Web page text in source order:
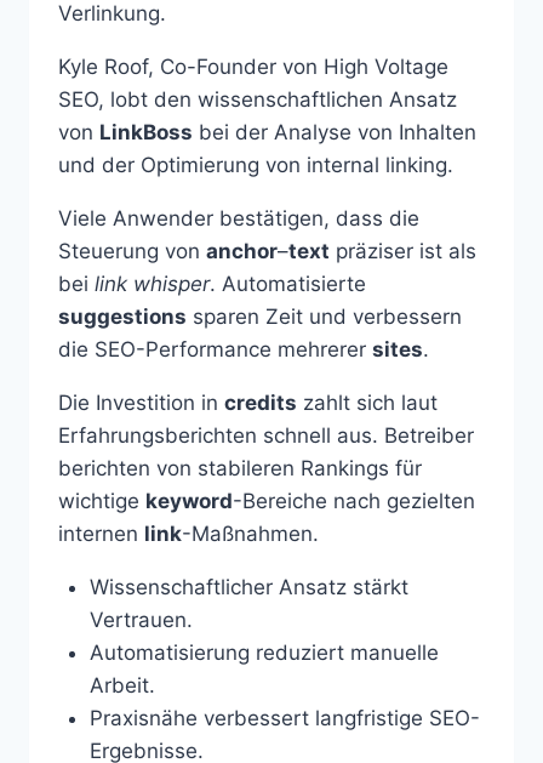
Verlinkung.
Kyle Roof, Co-Founder von High Voltage
SEO, lobt den wissenschaftlichen Ansatz
von LinkBoss bei der Analyse von Inhalten
und der Optimierung von internal linking.
Viele Anwender bestätigen, dass die
Steuerung von anchor–text präziser ist als
bei link whisper. Automatisierte
suggestions sparen Zeit und verbessern
die SEO-Performance mehrerer sites.
Die Investition in credits zahlt sich laut
Erfahrungsberichten schnell aus. Betreiber
berichten von stabileren Rankings für
wichtige keyword-Bereiche nach gezielten
internen link-Maßnahmen.
Wissenschaftlicher Ansatz stärkt
Vertrauen.
Automatisierung reduziert manuelle
Arbeit.
Praxisnähe verbessert langfristige SEO-
Ergebnisse.